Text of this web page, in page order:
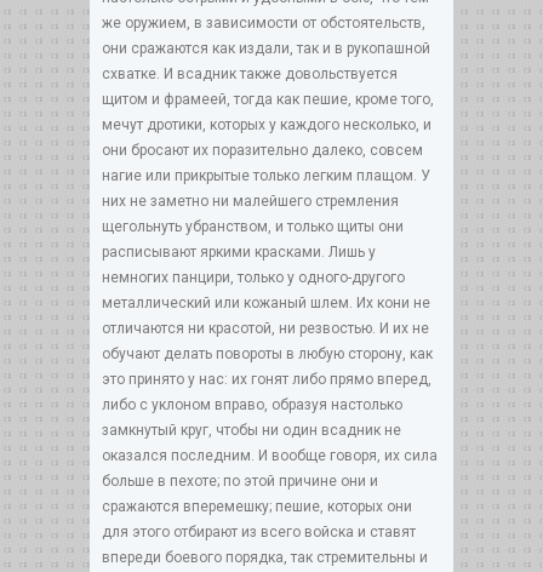
же оружием, в зависимости от обстоятельств,
они сражаются как издали, так и в рукопашной
схватке. И всадник также довольствуется
щитом и фрамеей, тогда как пешие, кроме того,
мечут дротики, которых у каждого несколько, и
они бросают их поразительно далеко, совсем
нагие или прикрытые только легким плащом. У
них не заметно ни малейшего стремления
щегольнуть убранством, и только щиты они
расписывают яркими красками. Лишь у
немногих панцири, только у одного-другого
металлический или кожаный шлем. Их кони не
отличаются ни красотой, ни резвостью. И их не
обучают делать повороты в любую сторону, как
это принято у нас: их гонят либо прямо вперед,
либо с уклоном вправо, образуя настолько
замкнутый круг, чтобы ни один всадник не
оказался последним. И вообще говоря, их сила
больше в пехоте; по этой причине они и
сражаются вперемешку; пешие, которых они
для этого отбирают из всего войска и ставят
впереди боевого порядка, так стремительны и